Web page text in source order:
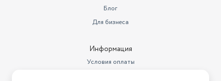
Блог
Для бизнеса
Информация
Условия оплаты